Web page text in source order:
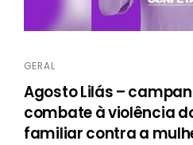
GERAL
Agosto Lilás –
combate à violência
familiar contra a